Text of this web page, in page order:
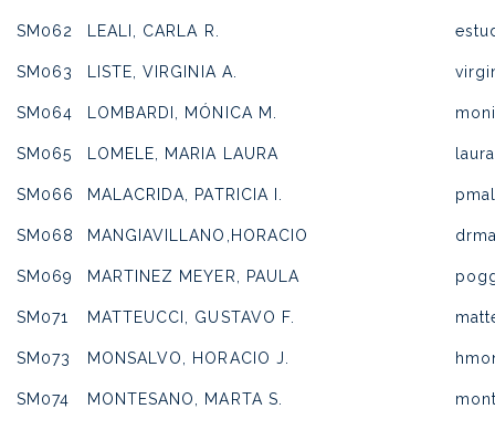
SM062 LEALI, CARLA R.
SM063 LISTE, VIRGINIA A.
SM064 LOMBARDI, MÓNICA M.
SM065 LOMELE, MARIA LAURA
SM066 MALACRIDA, PATRICIA I.
SM068 MANGIAVILLANO,HORACIO
SM069 MARTINEZ MEYER, PAULA
SM071 MATTEUCCI, GUSTAVO F.
SM073 MONSALVO, HORACIO J.
SM074 MONTESANO, MARTA S.